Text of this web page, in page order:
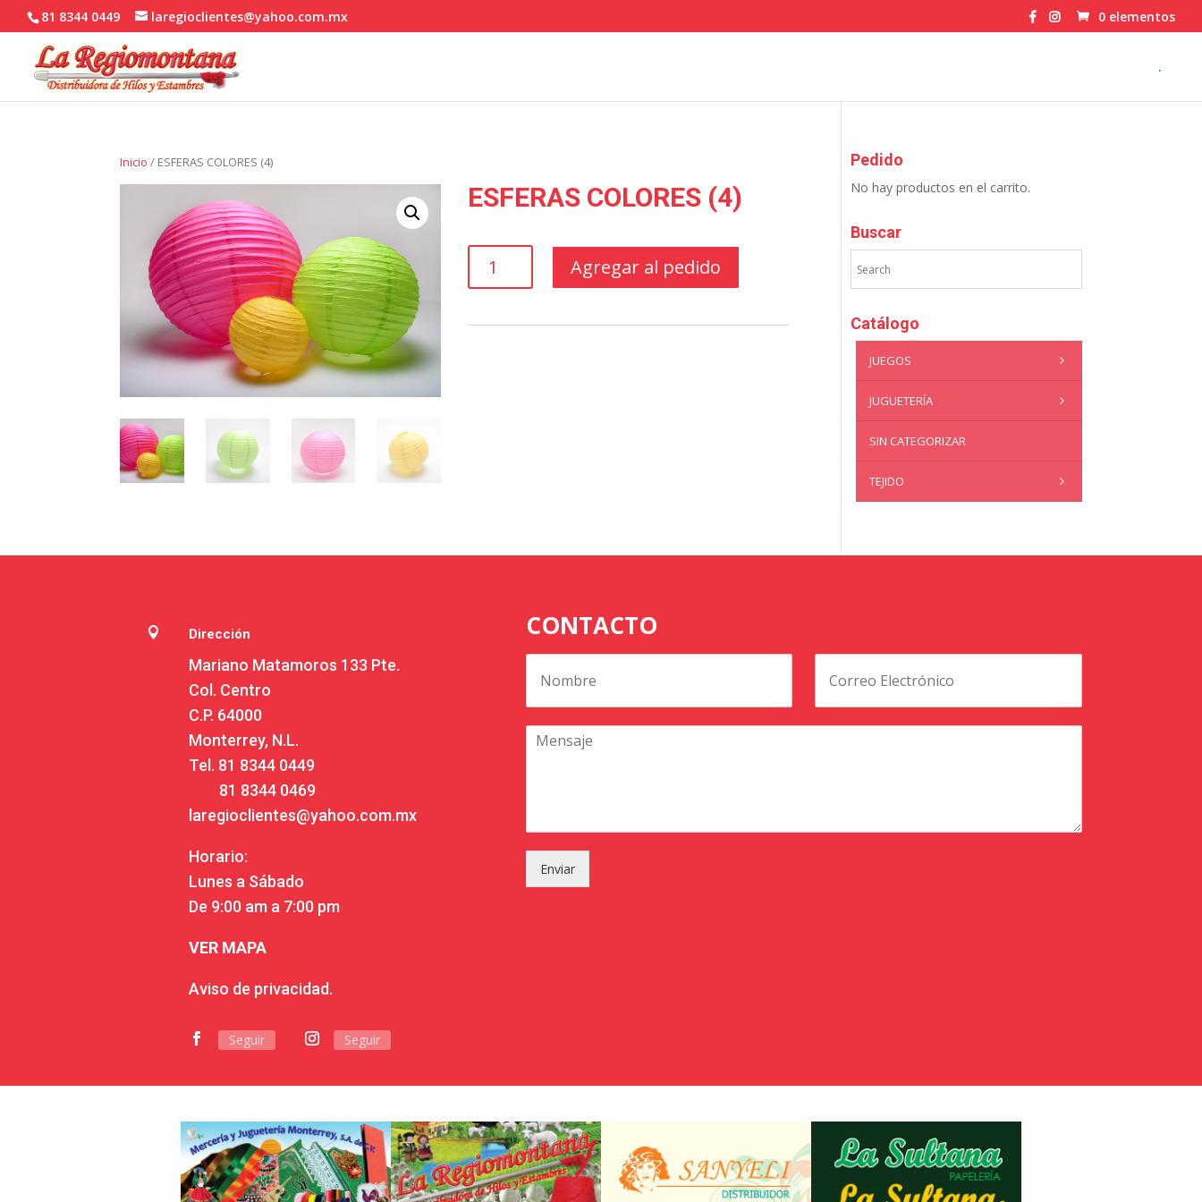
81 8344 0449 laregioclientes@yahoo.com.mx 0 elementos
.
Inicio / ESFERAS COLORES (4)
ESFERAS COLORES (4)
COLORES
Agregar al pedido
Pedido
No hay productos en el carrito.
Buscar
Catálogo
JUEGOS
JUGUETERÍA
SIN CATEGORIZAR
TEJIDO
 Dirección
Mariano Matamoros 133 Pte.
Col. Centro
C.P. 64000
Monterrey, N.L.
Tel. 81 8344 0449
81 8344 0469
laregioclientes@yahoo.com.mx
Horario:
Lunes a Sábado
De 9:00 am a 7:00 pm
VER MAPA
Aviso de privacidad.
Seguir Seguir
CONTACTO
Enviar